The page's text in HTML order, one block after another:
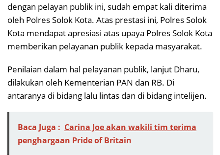
dengan pelayan publik ini, sudah empat kali diterima
oleh Polres Solok Kota. Atas prestasi ini, Polres Solok
Kota mendapat apresiasi atas upaya Polres Solok Kota
memberikan pelayanan publik kepada masyarakat.
Penilaian dalam hal pelayanan publik, lanjut Dharu,
dilakukan oleh Kementerian PAN dan RB. Di
antaranya di bidang lalu lintas dan di bidang intelijen.
Baca Juga : Carina Joe akan wakili tim terima
penghargaan Pride of Britain